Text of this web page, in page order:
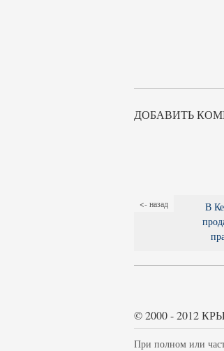
ДОБАВИТЬ
<- назад
В
© 2000 - 2012
При полном или